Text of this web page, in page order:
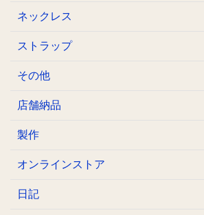
ネックレス
ストラップ
その他
店舗納品
製作
オンラインストア
日記